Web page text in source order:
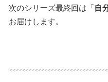
次のシリーズ最終回は「自
お届けします。